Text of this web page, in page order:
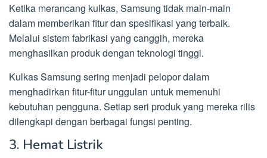
Ketika merancang kulkas, Samsung tidak main-main
dalam memberikan fitur dan spesifikasi yang terbaik.
Melalui sistem fabrikasi yang canggih, mereka
menghasilkan produk dengan teknologi tinggi.
Kulkas Samsung sering menjadi pelopor dalam
menghadirkan fitur-fitur unggulan untuk memenuhi
kebutuhan pengguna. Setiap seri produk yang mereka rilis
dilengkapi dengan berbagai fungsi penting.
3. Hemat Listrik